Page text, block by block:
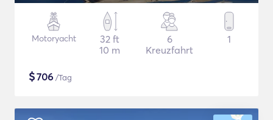
Motoryacht
32 ft
10 m
6
Kreuzfahrt
1
$706 /Tag